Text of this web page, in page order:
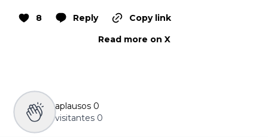
8 Reply
Copy link
Read more on X
aplausos 0
visitantes 0